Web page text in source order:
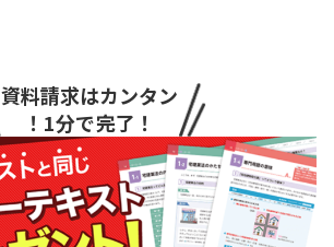
資料請求はカンタン
！1分で完了！